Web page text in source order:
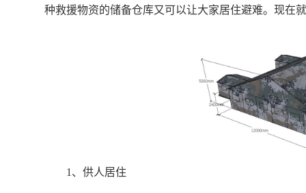
种救援物资的储备仓库又可以让大家居住避难。现在
1、供人居住